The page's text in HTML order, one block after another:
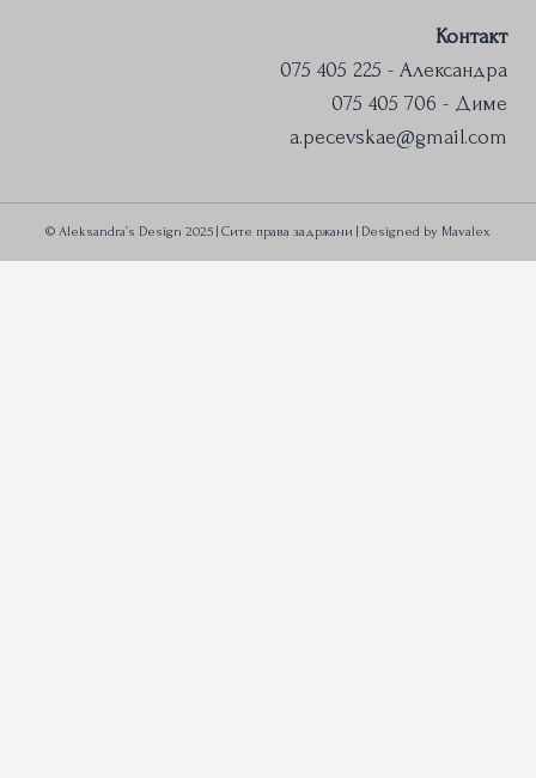
Контакт
075 405 225 - Александра
075 405 706 - Диме
a.pecevskae@gmail.com
© Aleksandra’s Design 2025 | Сите права задржани | Designed by Mavalex